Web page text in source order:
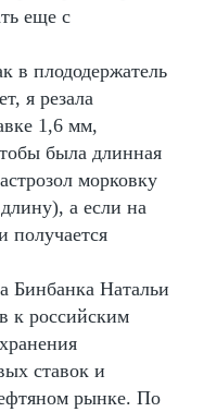
еще с
в плододержатель
я резала
1,6 мм,
была длинная
морковку
а если на
получается
Бинбанка Натальи
к российским
ставок и
рынке. По